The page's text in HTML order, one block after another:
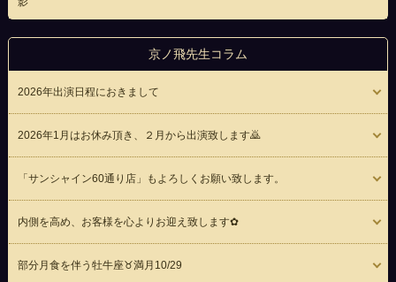
京ノ飛先生コラム
2026年出演日程におきまして
2026年1月はお休み頂き、２月から出演致します🙇
「サンシャイン60通り店」もよろしくお願い致します。
内側を高め、お客様を心よりお迎え致します✿
部分月食を伴う牡牛座♉満月10/29